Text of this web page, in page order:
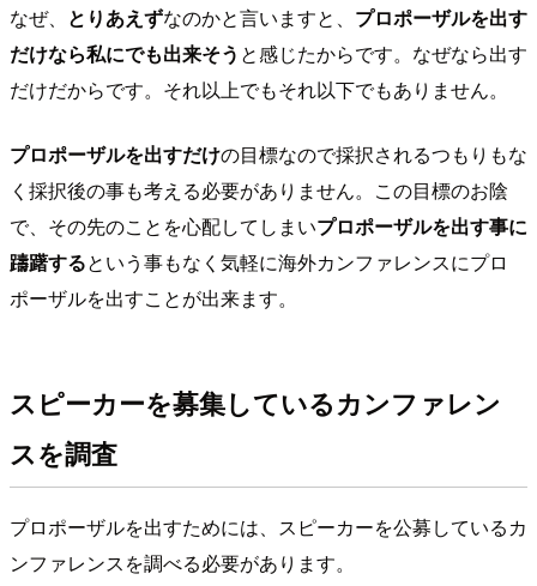
なぜ、 とりあえずなのかと言いますと、 プロポーザルを出す
だけなら私にでも出来そう と感じたからです。なぜなら出す
だけだからです。それ以上でもそれ以下でもありません。
プロポーザルを出すだけの目標なので採択されるつもりもな
く採択後の事も考える必要がありません。この目標のお陰
で、その先のことを心配してしまいプロポーザルを出す事に
躊躇するという事もなく気軽に海外カンファレンスにプロ
ポーザルを出すことが出来ます。
スピーカーを募集しているカンファレン
スを調査
プロポーザルを出すためには、スピーカーを公募しているカ
ンファレンスを調べる必要があります。